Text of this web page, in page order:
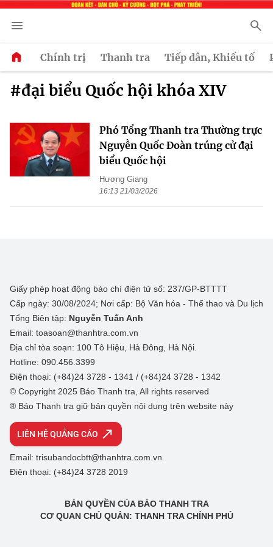
Chính trị Thanh tra Tiếp dân, Khiếu tố
#đại biểu Quốc hội khóa XIV
Phó Tổng Thanh tra Thường trực
Nguyễn Quốc Đoàn trúng cử đại
biểu Quốc hội
Hương Giang
16:13 21/03/2026
Giấy phép hoạt động báo chí điện tử số: 237/GP-BTTTT
Cấp ngày: 30/08/2024; Nơi cấp: Bộ Văn hóa - Thể thao và Du lịch
Tổng Biên tập: Nguyễn Tuấn Anh
Email: toasoan@thanhtra.com.vn
Địa chỉ tòa soạn: 100 Tô Hiệu, Hà Đông, Hà Nội.
Hotline: 090.456.3399
Điện thoại: (+84)24 3728 - 1341 / (+84)24 3728 - 1342
© Copyright 2025 Báo Thanh tra, All rights reserved
® Báo Thanh tra giữ bản quyền nội dung trên website này
LIÊN HỆ QUẢNG CÁO
Email: trisubandocbtt@thanhtra.com.vn
Điện thoại: (+84)24 3728 2019
BẢN QUYỀN CỦA BÁO THANH TRA
CƠ QUAN CHỦ QUẢN: THANH TRA CHÍNH PHỦ